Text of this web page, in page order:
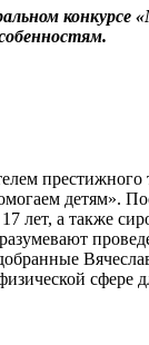
престижного
детям».
лет, а также